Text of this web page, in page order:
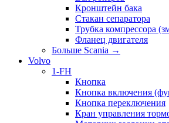
Кронштейн бака
Стакан сепаратора
Трубка компрессора
Фланец двигателя
Больше Scania →
Volvo
1-FH
Кнопка
Кнопка включения
Кнопка переключения
Кран управления